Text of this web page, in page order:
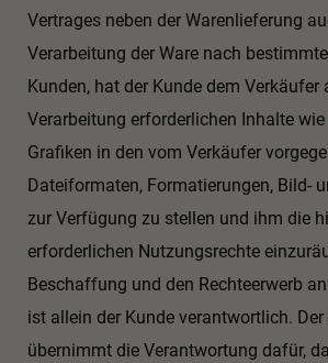
Vertrages neben der Warenlieferung
Verarbeitung der Ware nach
Kunden, hat der Kunde dem Verkäufer
Verarbeitung erforderlichen Inhalte wie
Grafiken in den vom Verkäufer
Dateiformaten, Formatierungen, Bild-
zur Verfügung zu stellen und ihm die
erforderlichen Nutzungsrechte
Beschaffung und den Rechteerwerb
ist allein der Kunde verantwortlich.
übernimmt die Verantwortung dafür,